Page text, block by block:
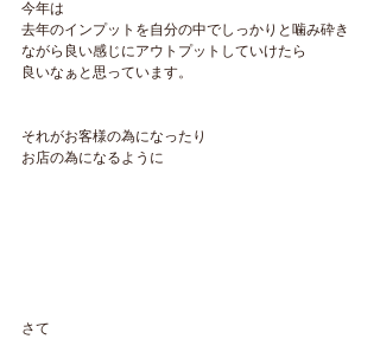
今年は
去年のインプットを自分の中でしっかりと噛み砕き
ながら良い感じにアウトプットしていけたら
良いなぁと思っています。
それがお客様の為になったり
お店の為になるように
さて